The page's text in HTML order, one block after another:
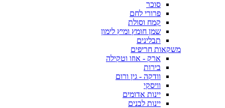
סוכר
פרורי לחם
קמח וסולת
שמן חומץ ומיץ לימון
תבלינים
משקאות חריפים
ארק - אוזו וטקילה
בירות
וודקה - גין ורום
וויסקי
יינות אדומים
יינות לבנים